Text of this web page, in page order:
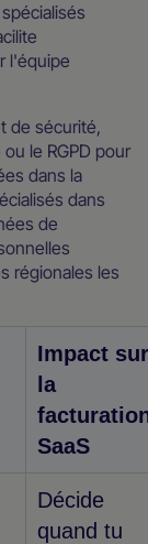
l'équipe
de sécurité,
le RGPD pour
dans la
dans
de
régionales les
Impact sur
la
SaaS
Décide
quand tu